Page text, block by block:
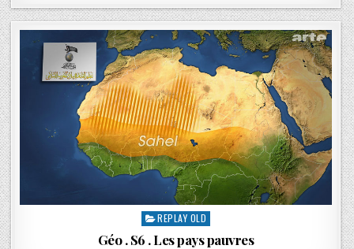
REPLAY OLD
Géo . S6 . Les pays pauvres